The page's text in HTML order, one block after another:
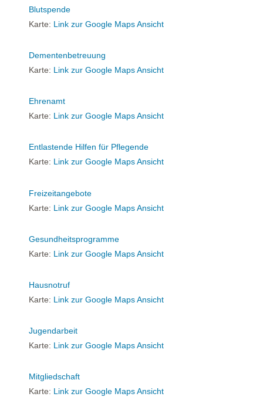
Blutspende
Karte: Link zur Google Maps Ansicht
Dementenbetreuung
Karte: Link zur Google Maps Ansicht
Ehrenamt
Karte: Link zur Google Maps Ansicht
Entlastende Hilfen für Pflegende
Karte: Link zur Google Maps Ansicht
Freizeitangebote
Karte: Link zur Google Maps Ansicht
Gesundheitsprogramme
Karte: Link zur Google Maps Ansicht
Hausnotruf
Karte: Link zur Google Maps Ansicht
Jugendarbeit
Karte: Link zur Google Maps Ansicht
Mitgliedschaft
Karte: Link zur Google Maps Ansicht